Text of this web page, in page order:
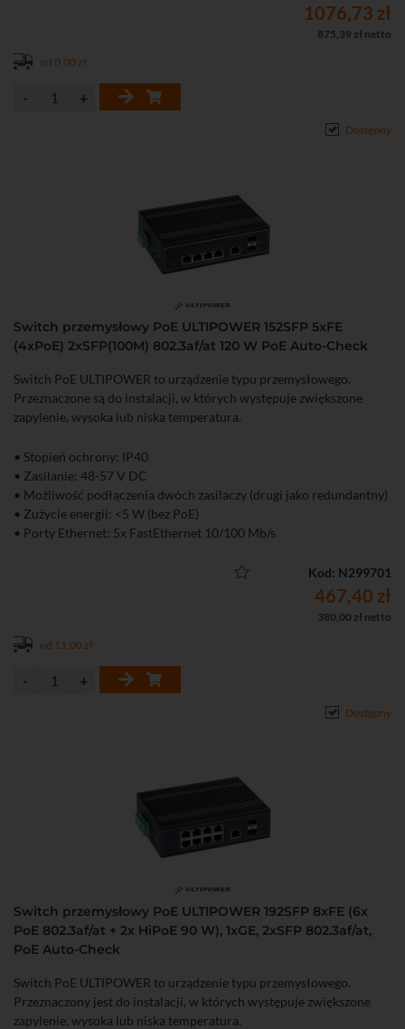
1076,73 zł
875,39 zł netto
od 0,00 zł
Dostępny
Switch przemysłowy PoE ULTIPOWER 152SFP 5xFE
(4xPoE) 2xSFP(100M) 802.3af/at 120 W PoE Auto-Check
Switch PoE ULTIPOWER to urządzenie typu przemysłowego.
Przeznaczone są do instalacji, w których występuje zwiększone
zapylenie, wysoka lub niska temperatura.
• Stopień ochrony: IP40
• Zasilanie: 48-57 V DC
• Możliwość podłączenia dwóch zasilaczy (drugi jako redundantny)
• Zużycie energii: <5 W (bez PoE)
• Porty Ethernet: 5x FastEthernet 10/100 Mb/s
• Transmisja światłowodowa: 2x SFP 100 Mb/s
• Zabezpieczanie przed wyładowaniami elektrostatycznymi: 6kV
• Funkcje Extend, VLAN, PoE Auto Check
• Możliwy montaż na szynie DIN
Kod: N299701
467,40 zł
380,00 zł netto
od 11,00 zł
Dostępny
Switch przemysłowy PoE ULTIPOWER 192SFP 8xFE (6x
PoE 802.3af/at + 2x HiPoE 90 W), 1xGE, 2xSFP 802.3af/at,
PoE Auto-Check
Switch PoE ULTIPOWER to urządzenie typu przemysłowego.
Przeznaczony jest do instalacji, w których występuje zwiększone
zapylenie, wysoka lub niska temperatura.